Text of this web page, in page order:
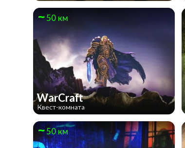
50 км
WarCraft
Квест-комната
50 км